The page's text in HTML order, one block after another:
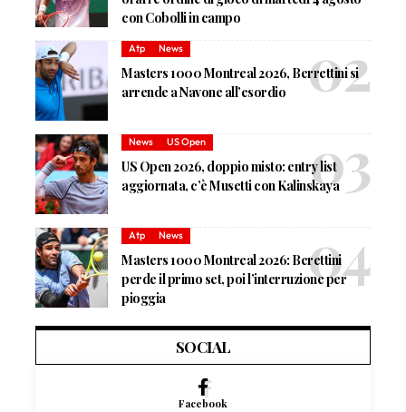
con Cobolli in campo
Atp News
Masters 1000 Montreal 2026, Berrettini si
arrende a Navone all’esordio
News US Open
US Open 2026, doppio misto: entry list
aggiornata, c’è Musetti con Kalinskaya
Atp News
Masters 1000 Montreal 2026: Berettini
perde il primo set, poi l’interruzione per
pioggia
SOCIAL
Facebook